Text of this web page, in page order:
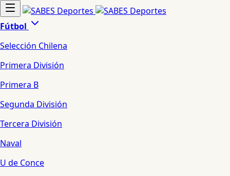
Fútbol
Selección Chilena
Primera División
Primera B
Segunda División
Tercera División
Naval
U de Conce